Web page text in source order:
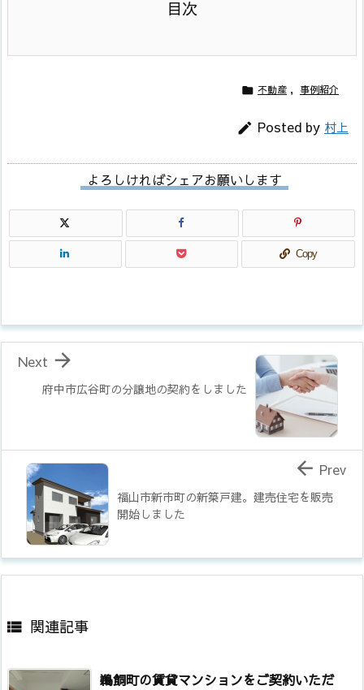
 不動産 , 事例紹介
 Posted by 村上
よろしければシェアお願いします
Copy
府中市広谷町の分譲地の契約をしました

Next
福山市新市町の新築戸建。建売住宅を販売
開始しました
 Prev
 関連記事
鵜飼町の賃貸マンションをご契約いただ